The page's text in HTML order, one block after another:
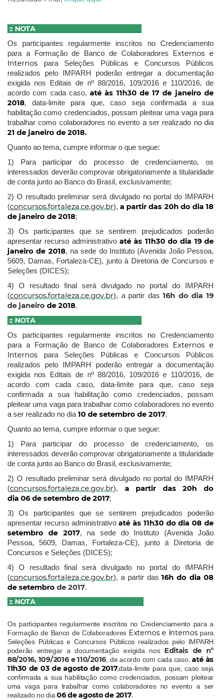
:: NOTA
Os participantes regularmente inscritos no Credenciamento
para a Formação de Banco de Colaboradores Externos e
Internos
para Seleções Públicas e Concursos Públicos
realizados pelo IMPARH poderão entregar a documentação
exigida nos Editais de nº 88/2016, 109/2016 e 110/2016, de
acordo com cada caso,até às 11h30 de 17 de janeiro de
2018, data-limite para que, caso seja confirmada a sua
habilitação como credenciados, possam pleitear uma vaga para
trabalhar como colaboradores no evento a ser realizado no dia
21 de janeiro de 2018.
Quanto ao tema, cumpre informar o que segue:
1) Para participar do processo de credenciamento, os
interessados deverão comprovar obrigatoriamente a titularidade
de conta junto ao Banco do Brasil, exclusivamente;
2) O resultado preliminar será divulgado no portal do IMPARH
(concursos.fortaleza.ce.gov.br),a partir das 20h do dia 18
de janeiro de 2018;
3) Os participantes que se sentirem prejudicados poderão
apresentar recurso administrativo até às 11h30 do dia 19 de
janeiro de 2018, na sede do Instituto (Avenida João Pessoa,
5609, Damas, Fortaleza-CE), junto à Diretoria de Concursos e
Seleções (DICES);
4) O resultado final será divulgado no portal do IMPARH
(concursos.fortaleza.ce.gov.br), a partir das16h do dia 19
de janeiro de 2018.
:: NOTA
Os participantes regularmente inscritos no Credenciamento
para a Formação de Banco de Colaboradores Externos e
Internos
para Seleções Públicas e Concursos Públicos
realizados pelo IMPARH poderão entregar a documentação
exigida nos Editais de nº 88/2016, 109/2016 e 110/2016, de
acordo com cada caso, data-limite para que, caso seja
confirmada a sua habilitação como credenciados, possam
pleitear uma vaga para trabalhar como colaboradores no evento
a ser realizado no dia 10 de setembro de 2017.
Quanto ao tema, cumpre informar o que segue:
1) Para participar do processo de credenciamento, os
interessados deverão comprovar obrigatoriamente a titularidade
de conta junto ao Banco do Brasil, exclusivamente;
2) O resultado preliminar será divulgado no portal do IMPARH
(concursos.fortaleza.ce.gov.br), a partir das 20h do
dia 06 de setembro de 2017;
3) Os participantes que se sentirem prejudicados poderão
apresentar recurso administrativoaté às 11h30 do dia 08 de
setembro de 2017, na sede do Instituto (Avenida João
Pessoa, 5609, Damas, Fortaleza-CE), junto à Diretoria de
Concursos e Seleções (DICES);
4) O resultado final será divulgado no portal do IMPARH
(concursos.fortaleza.ce.gov.br), a partir das16h do dia 08
de setembro de 2017.
:: NOTA
Os participantes regularmente inscritos no Credenciamento para a
Formação de Banco de Colaboradores Externos e Internos para
Seleções Públicas e Concursos Públicos realizados pelo IMPARH
poderão entregar a documentação exigida nos Editais de nº
88/2016, 109/2016 e 110/2016 , de acordo com cada caso,até às
11h30 de 03 de agosto de 2017,data-limite para que, caso seja
confirmada a sua habilitação como credenciados, possam pleitear
uma vaga para trabalhar como colaboradores no evento a ser
realizado no dia06 de agosto de 2017.